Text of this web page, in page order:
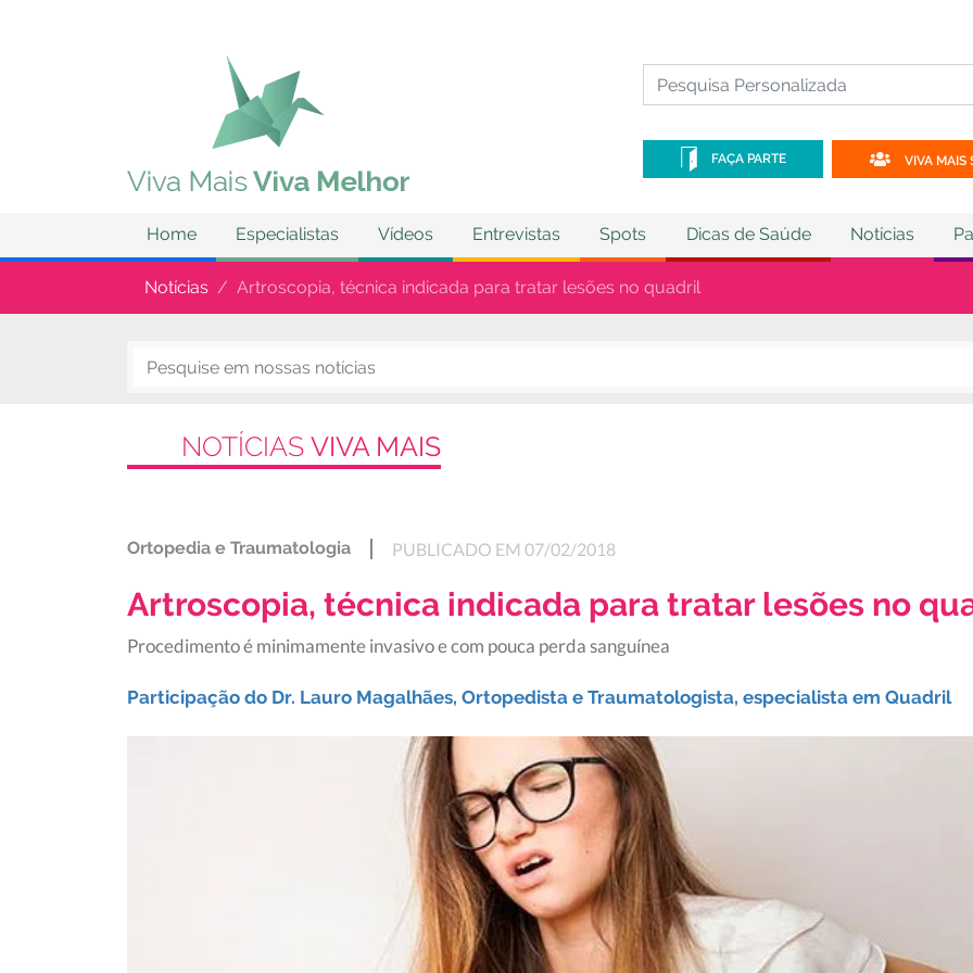
FAÇA PARTE VIVA MAIS
Home Especialistas Vídeos Entrevistas Spots Dicas de Saúde Notícias
Notícias Artroscopia, técnica indicada para tratar lesões no quadril
NOTÍCIAS VIVA MAIS
Ortopedia e Traumatologia PUBLICADO EM 07/02/2018
Artroscopia, técnica indicada para tratar lesões no
Procedimento é minimamente invasivo e com pouca perda sanguínea
Participação do Dr. Lauro Magalhães, Ortopedista e Traumatologista, especialista em Quadril